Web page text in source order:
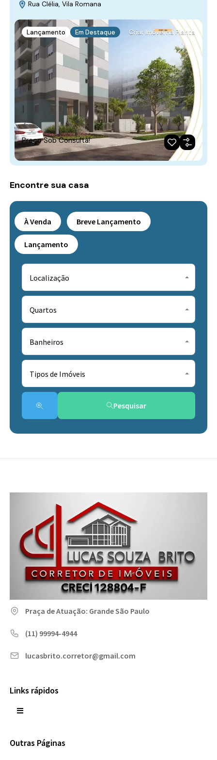
Rua Clélia, Vila Romana
Lançamento Em Destaque Criar Imóvel na Planta
Preço Sob Consulta!
Encontre sua casa
À Venda Breve Lançamento
Lançamento
Localização
Quartos
Banheiros
Tipos de Imóveis
Pesquisar
Praça de Atuação: Grande São Paulo
(11) 99994-4944
lucasbrito.corretor@gmail.com
Links rápidos
Outras Páginas